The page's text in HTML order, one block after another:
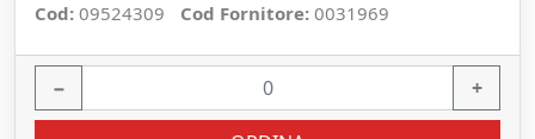
Cod: 09524309 Cod Fornitore: 0031969
− +